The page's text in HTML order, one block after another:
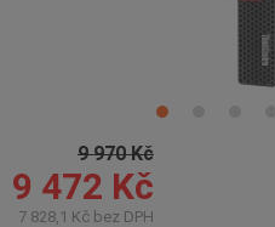
9 970 Kč
9 472 Kč
7 828,1 Kč bez DPH